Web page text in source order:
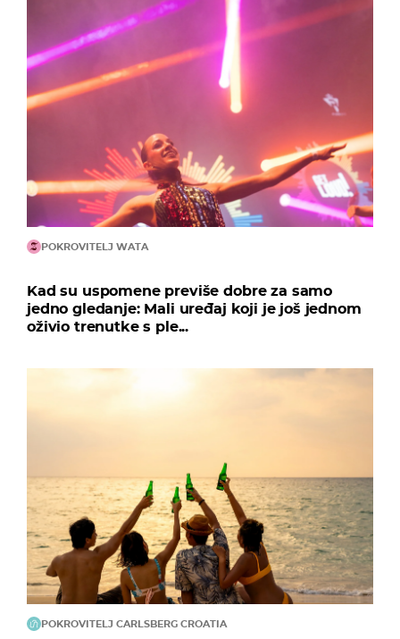
POKROVITELJ WATA
Kad su uspomene previše dobre za samo
jedno gledanje: Mali uređaj koji je još jednom
oživio trenutke s ple...
POKROVITELJ CARLSBERG CROATIA